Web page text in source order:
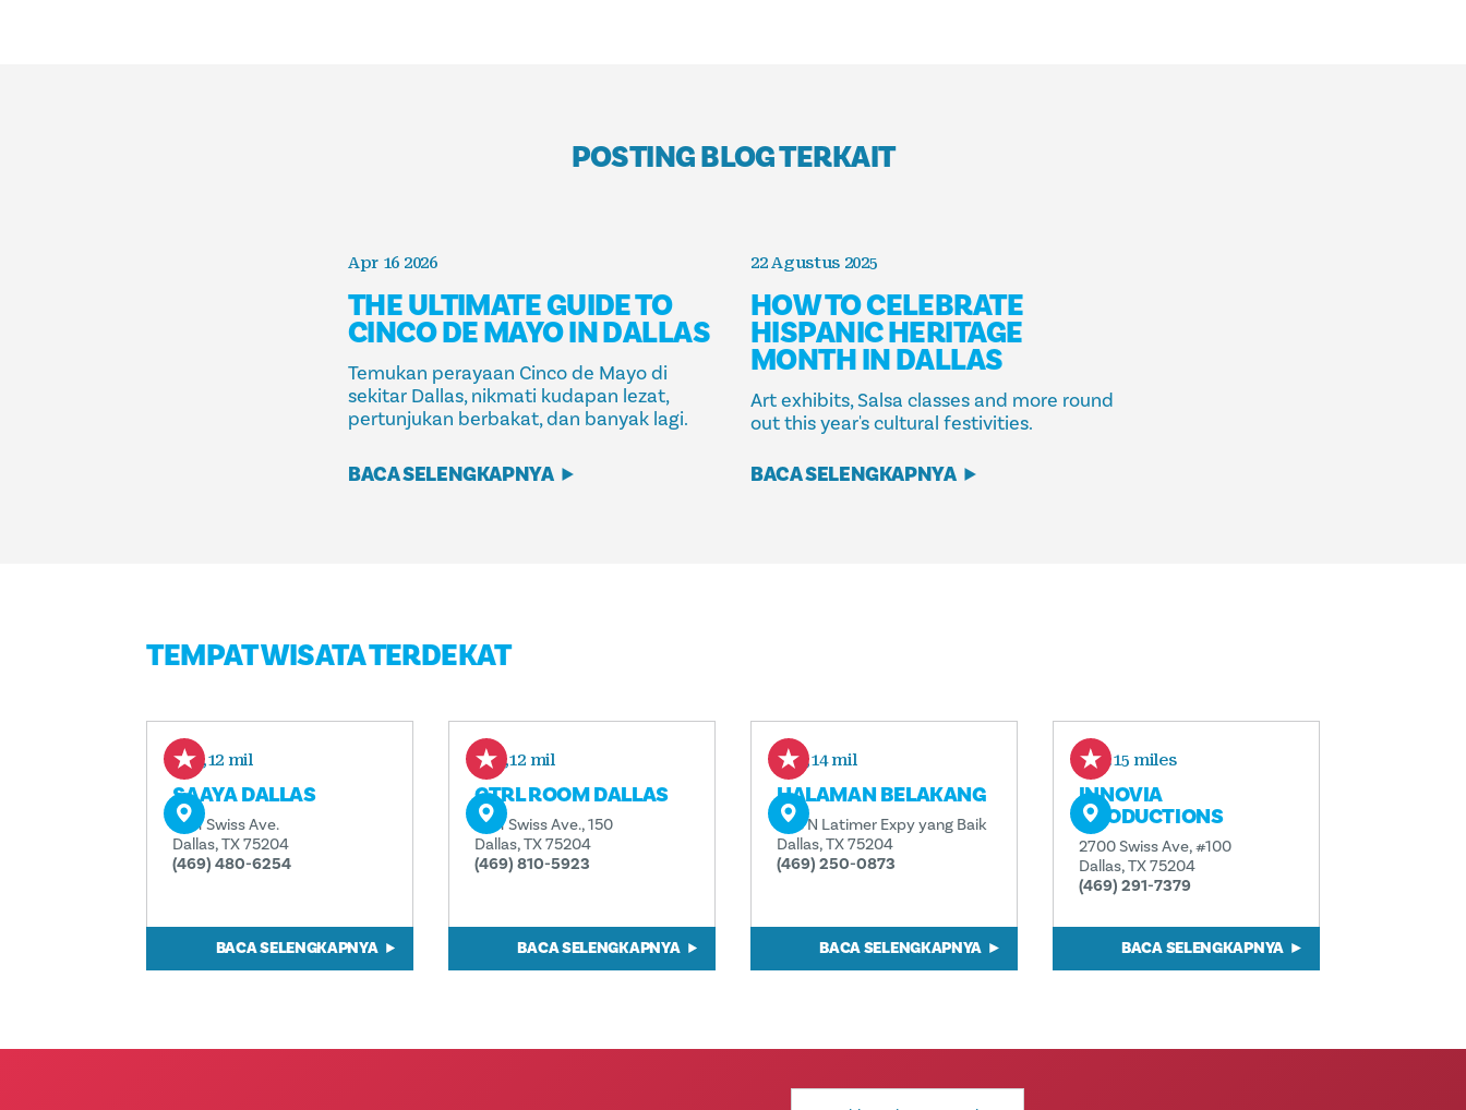
POSTING BLOG TERKAIT
Apr 16 2026
THE ULTIMATE GUIDE TO
CINCO DE MAYO IN DALLAS
Temukan perayaan Cinco de Mayo di
sekitar Dallas, nikmati kudapan lezat,
pertunjukan berbakat, dan banyak lagi.
BACA SELENGKAPNYA
22 Agustus 2025
HOW TO CELEBRATE
HISPANIC HERITAGE
MONTH IN DALLAS
Art exhibits, Salsa classes and more round
out this year's cultural festivities.
BACA SELENGKAPNYA
TEMPAT WISATA TERDEKAT
0,12 mil
SAAYA DALLAS
2511 Swiss Ave.
Dallas, TX 75204
(469) 480-6254
BACA SELENGKAPNYA
0,12 mil
CTRL ROOM DALLAS
2511 Swiss Ave., 150
Dallas, TX 75204
(469) 810-5923
BACA SELENGKAPNYA
0,14 mil
HALAMAN BELAKANG
503 N Latimer Expy yang Baik
Dallas, TX 75204
(469) 250-0873
BACA SELENGKAPNYA
0.15 miles
INNOVIA
PRODUCTIONS
2700 Swiss Ave, #100
Dallas, TX 75204
(469) 291-7379
BACA SELENGKAPNYA
Alamat